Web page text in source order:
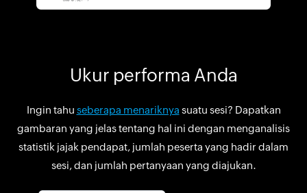
Ukur performa Anda
Ingin tahu seberapa menariknya suatu sesi? Dapatkan
gambaran yang jelas tentang hal ini dengan menganalisis
statistik jajak pendapat, jumlah peserta yang hadir dalam
sesi, dan jumlah pertanyaan yang diajukan.